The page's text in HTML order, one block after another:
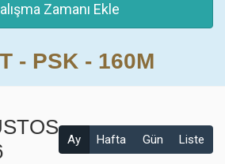
Zamanı Ekle
- PSK - 160M
Ay Hafta Gün Liste